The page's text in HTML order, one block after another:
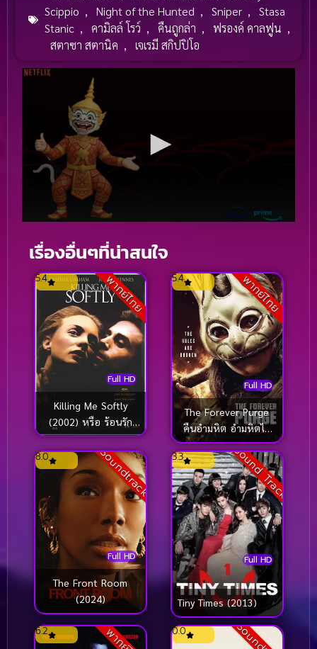
Scippio , Night of the Hunted , Sniper ,
Stasa
Stanic , คามิลล์ โรว์ , คืนถูกล่า , ฟรองค์ คาลฟูน ,
สตาซา สตานิค , เจเรมี สกิปปิโอ
เรื่องอื่นๆที่น่าสนใจ
พากย์ไทย
Full HD
5.4
Killing Me Softly
(2002) หรือ ร้อนรัก
ลอบฆ่า
พากย์ไทย
Full HD
5.4
The Forever Purge
คืนอำมหิต อำมหิตไม่
หยุดฆ่า (2021)
Soundtrack
Full HD
8.0
The Front Room
(2024)
Sound Track
Full HD
3.3
Tiny Times (2013)
6.2 0.0